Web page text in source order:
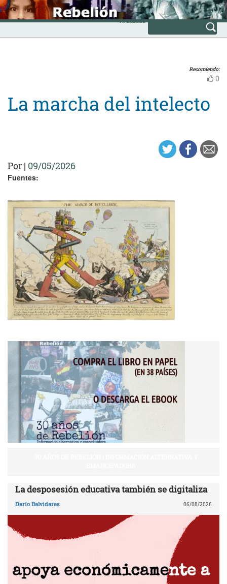
Skip
to
content
INICIO
Avanzada
Recomiendo:
0
La marcha del intelecto
Por | 09/05/2026
Fuentes:
La desposesión educativa también se digitaliza
Darío Balvidares 06/08/2026